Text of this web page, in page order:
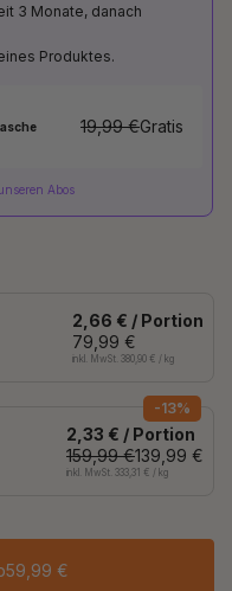
3 Monate, danach
Produktes.
19,99 €Gratis
Abos
2,66 € / Portion
79,99 €
inkl. MwSt. 380,90 € / kg
-13%
2,33 € / Portion
159,99 €139,99 €
inkl. MwSt. 333,31 € / kg
59,99 €